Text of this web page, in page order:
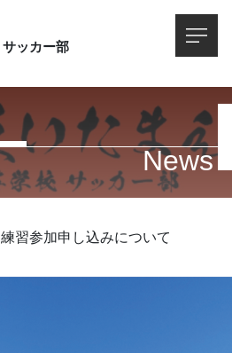
サッカー部
News
練習参加申し込みについて